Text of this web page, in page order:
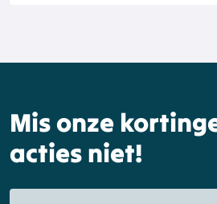
Mis onze
acties niet!